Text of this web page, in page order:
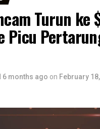
Turun ke
Picu
6 months ago on February